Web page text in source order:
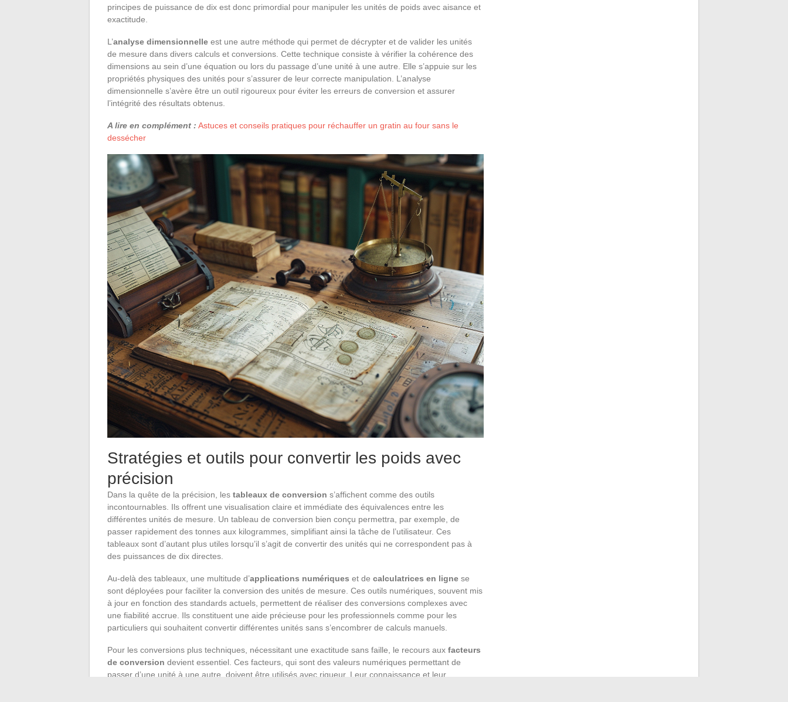
principes de puissance de dix est donc primordial pour manipuler les unités de poids avec aisance et
exactitude.
L’analyse dimensionnelle est une autre méthode qui permet de décrypter et de valider les unités
de mesure dans divers calculs et conversions. Cette technique consiste à vérifier la cohérence des
dimensions au sein d’une équation ou lors du passage d’une unité à une autre. Elle s’appuie sur les
propriétés physiques des unités pour s’assurer de leur correcte manipulation. L’analyse
dimensionnelle s’avère être un outil rigoureux pour éviter les erreurs de conversion et assurer
l’intégrité des résultats obtenus.
A lire en complément : Astuces et conseils pratiques pour réchauffer un gratin au four sans le
dessécher
Stratégies et outils pour convertir les poids avec
précision
Dans la quête de la précision, les tableaux de conversion s’affichent comme des outils
incontournables. Ils offrent une visualisation claire et immédiate des équivalences entre les
différentes unités de mesure. Un tableau de conversion bien conçu permettra, par exemple, de
passer rapidement des tonnes aux kilogrammes, simplifiant ainsi la tâche de l’utilisateur. Ces
tableaux sont d’autant plus utiles lorsqu’il s’agit de convertir des unités qui ne correspondent pas à
des puissances de dix directes.
Au-delà des tableaux, une multitude d’applications numériques et de calculatrices en ligne se
sont déployées pour faciliter la conversion des unités de mesure. Ces outils numériques, souvent mis
à jour en fonction des standards actuels, permettent de réaliser des conversions complexes avec
une fiabilité accrue. Ils constituent une aide précieuse pour les professionnels comme pour les
particuliers qui souhaitent convertir différentes unités sans s’encombrer de calculs manuels.
Pour les conversions plus techniques, nécessitant une exactitude sans faille, le recours aux facteurs
de conversion devient essentiel. Ces facteurs, qui sont des valeurs numériques permettant de
passer d’une unité à une autre, doivent être utilisés avec rigueur. Leur connaissance et leur